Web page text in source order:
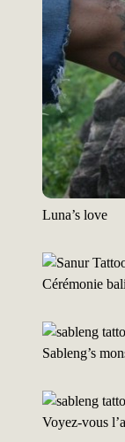
Luna’s love
Cérémonie
Sableng’s
Voyez-vous